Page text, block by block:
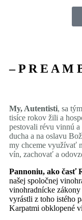
– P R E A M
My, Autentisti, sa
tisíce rokov žili a
pestovali révu vinnú
ducha a na oslavu
my chceme využívať
vín, zachovať a
Pannoniu, ako časť
našej spoločnej
vinohradnícke
vyrástli z toho istého
Karpatmi obklopené